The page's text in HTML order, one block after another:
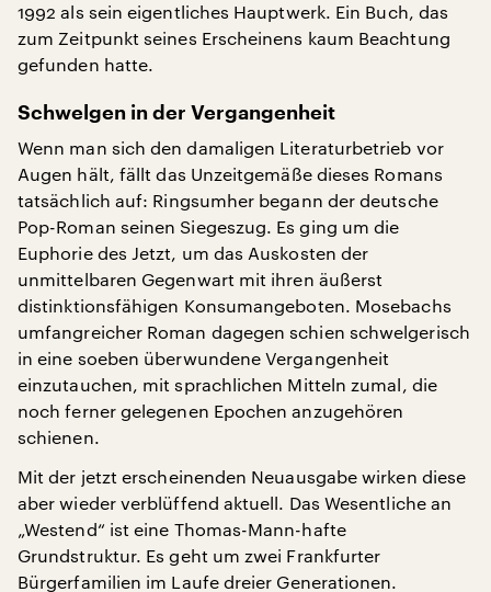
1992 als sein eigentliches Hauptwerk. Ein Buch, das
zum Zeitpunkt seines Erscheinens kaum Beachtung
gefunden hatte.
Schwelgen in der Vergangenheit
Wenn man sich den damaligen Literaturbetrieb vor
Augen hält, fällt das Unzeitgemäße dieses Romans
tatsächlich auf: Ringsumher begann der deutsche
Pop-Roman seinen Siegeszug. Es ging um die
Euphorie des Jetzt, um das Auskosten der
unmittelbaren Gegenwart mit ihren äußerst
distinktionsfähigen Konsumangeboten. Mosebachs
umfangreicher Roman dagegen schien schwelgerisch
in eine soeben überwundene Vergangenheit
einzutauchen, mit sprachlichen Mitteln zumal, die
noch ferner gelegenen Epochen anzugehören
schienen.
Mit der jetzt erscheinenden Neuausgabe wirken diese
aber wieder verblüffend aktuell. Das Wesentliche an
„Westend“ ist eine Thomas-Mann-hafte
Grundstruktur. Es geht um zwei Frankfurter
Bürgerfamilien im Laufe dreier Generationen.